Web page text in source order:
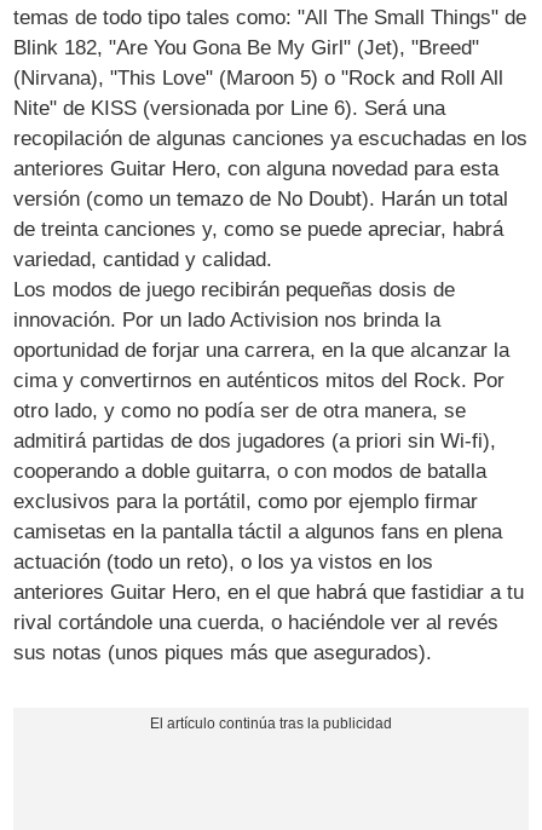
temas de todo tipo tales como: "All The Small Things" de
Blink 182, "Are You Gona Be My Girl" (Jet), "Breed"
(Nirvana), "This Love" (Maroon 5) o "Rock and Roll All
Nite" de KISS (versionada por Line 6). Será una
recopilación de algunas canciones ya escuchadas en los
anteriores Guitar Hero, con alguna novedad para esta
versión (como un temazo de No Doubt). Harán un total
de treinta canciones y, como se puede apreciar, habrá
variedad, cantidad y calidad.
Los modos de juego recibirán pequeñas dosis de
innovación. Por un lado Activision nos brinda la
oportunidad de forjar una carrera, en la que alcanzar la
cima y convertirnos en auténticos mitos del Rock. Por
otro lado, y como no podía ser de otra manera, se
admitirá partidas de dos jugadores (a priori sin Wi-fi),
cooperando a doble guitarra, o con modos de batalla
exclusivos para la portátil, como por ejemplo firmar
camisetas en la pantalla táctil a algunos fans en plena
actuación (todo un reto), o los ya vistos en los
anteriores Guitar Hero, en el que habrá que fastidiar a tu
rival cortándole una cuerda, o haciéndole ver al revés
sus notas (unos piques más que asegurados).